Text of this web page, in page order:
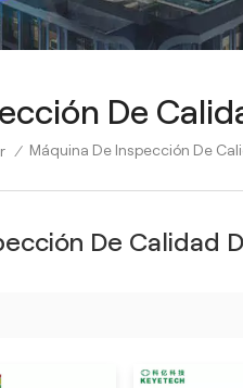
De
/ Máquina De Inspección De
De Calidad